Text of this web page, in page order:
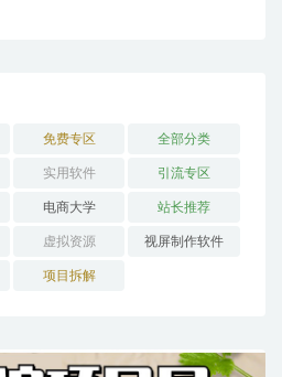
免费专区 全部分类
实用软件 引流专区
电商大学 站长推荐
虚拟资源 视屏制作软件
项目拆解